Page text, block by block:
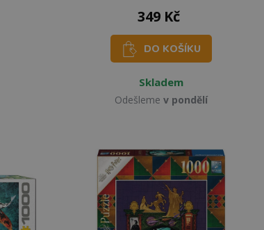
349 Kč
DO KOŠÍKU
Skladem
Odešleme v pondělí